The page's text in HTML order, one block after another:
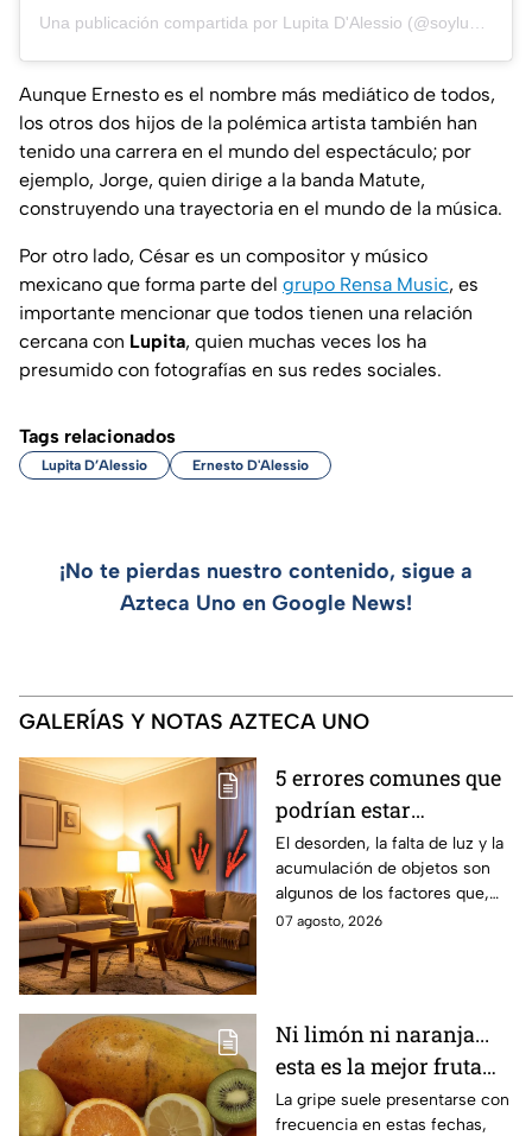
Aunque Ernesto es el nombre más mediático de todos,
los otros dos hijos de la polémica artista también han
tenido una carrera en el mundo del espectáculo; por
ejemplo, Jorge, quien dirige a la banda Matute,
construyendo una trayectoria en el mundo de la música.
Por otro lado, César es un compositor y músico
mexicano que forma parte del grupo Rensa Music, es
importante mencionar que todos tienen una relación
cercana con Lupita, quien muchas veces los ha
presumido con fotografías en sus redes sociales.
Tags relacionados
Lupita D’Alessio Ernesto D'Alessio
¡No te pierdas nuestro contenido, sigue a
Azteca Uno en Google News!
GALERÍAS Y NOTAS AZTECA UNO
5 errores comunes que
podrían estar
afectando la energía de
un hogar
El desorden, la falta de luz y la
acumulación de objetos son
algunos de los factores que,
según el Feng Shui y los
errores que afectan la energía
de un hogar.
07 agosto, 2026
Ni limón ni naranja...
esta es la mejor fruta
para evitar la gripe
La gripe suele presentarse con
frecuencia en estas fechas,